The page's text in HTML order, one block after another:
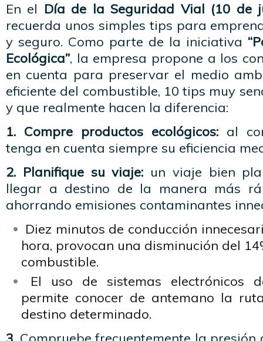
En el Día de la Seguridad Vial (10 de
recuerda unos simples tips para
y seguro. Como parte de la iniciativa
Ecológica”, la empresa propone a los
en cuenta para preservar el medio
eficiente del combustible, 10 tips muy
y que realmente hacen la diferencia:
1. Compre productos ecológicos: al
tenga en cuenta siempre su eficiencia
2. Planifique su viaje: un viaje bien
llegar a destino de la manera más
ahorrando emisiones contaminantes
Diez minutos de conducción
hora, provocan una disminución del
combustible.
El uso de sistemas electrónicos
permite conocer de antemano la
destino determinado.